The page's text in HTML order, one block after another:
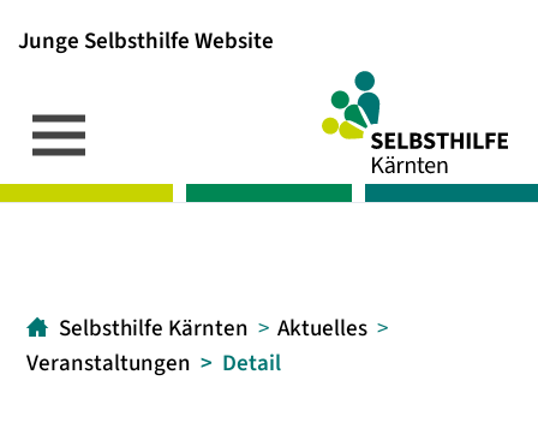
Junge Selbsthilfe Website
[1]
[2]
[3]
Selbsthilfe Kärnten
Aktuelles
Veranstaltungen
Detail